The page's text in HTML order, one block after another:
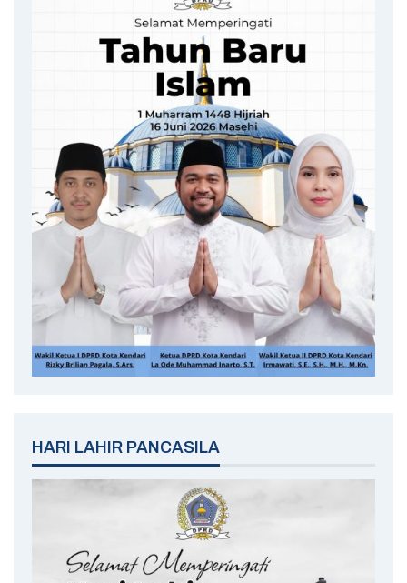
HARI LAHIR PANCASILA